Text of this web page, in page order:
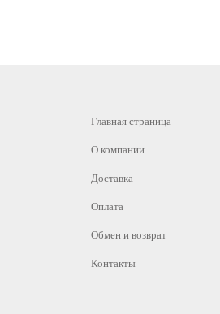
Главная страница
О компании
Доставка
Оплата
Обмен и возврат
Контакты